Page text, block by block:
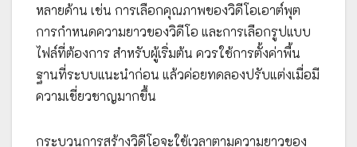
หลายด้าน เช่น การเลือกคุณภาพของวิดีโอเอาต์พุต
การกำหนดความยาวของวิดีโอ และการเลือกรูปแบบ
ไฟล์ที่ต้องการ สำหรับผู้เริ่มต้น ควรใช้การตั้งค่าพื้น
ฐานที่ระบบแนะนำก่อน แล้วค่อยทดลองปรับแต่งเมื่อมี
ความเชี่ยวชาญมากขึ้น
กระบวนการสร้างวิดีโอจะใช้เวลาตามความยาวของ